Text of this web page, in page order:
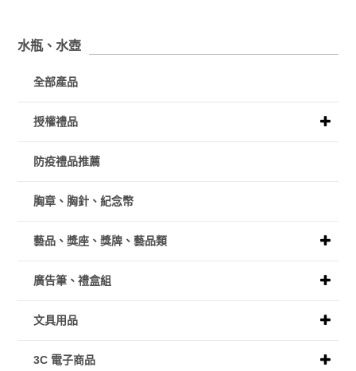
水瓶、水壺
全部產品
授權禮品
防疫禮品推薦
胸章、胸針、紀念幣
藝品、獎座、獎牌、藝品類
廣告筆、禮盒組
文具用品
3C 電子商品